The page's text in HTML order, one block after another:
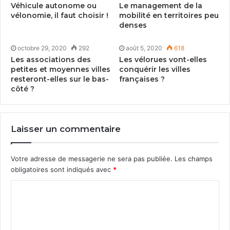
• les itinéraires cyclables sont con­fort­a­bles ;
• les itinéraires cyclables sont entretenus;
• on peut cir­culer à vélo en sécu­rité
dans les rues rési­den­tielles.
Com­ment cette petite com­mune a-t-elle mis en place
une dynamique pro-vélo pour tous les types d’usages
Une politique vélo qui a débuté dès
Véhicule autonome ou
vélonomie, il faut choisir !
Le management de la
mobilité en territoires peu
denses
octobre 29, 2020 292
Les associations des
petites et moyennes villes
resteront-elles sur le bas-
côté ?
août 5, 2020 618
Les vélorues vont-elles
conquérir les villes
françaises ?
Laisser un commentaire
Votre adresse de messagerie ne sera pas publiée. Les champs
obligatoires sont indiqués avec *